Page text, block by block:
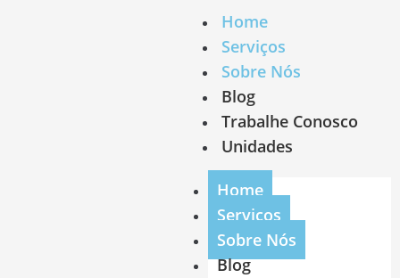
Home
Serviços
Sobre Nós
Blog
Trabalhe Conosco
Unidades
Home
Serviços
Sobre Nós
Blog